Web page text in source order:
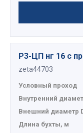
Р3-ЦП нг 16 с
zeta44703
Условный проход
Внутренний
Внешний диаметр
Длина бухты, м